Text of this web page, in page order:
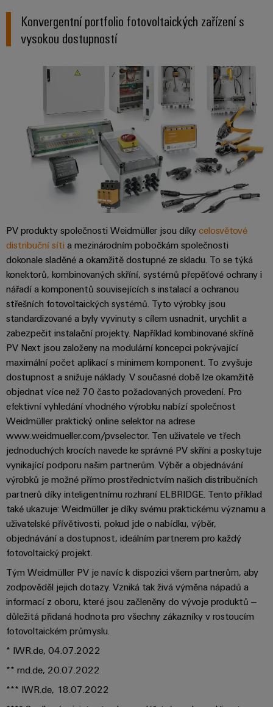
Zákaznický
návrh
Produktové
inovace
Praktická
konektivita
pro vaše
průmyslové
odvětví.
Naše
inovace
v oblasti
průmyslové
Software
rychlá
Konvergentní portfolio fotovoltaických zařízení s
vysokou dostupností
PV produkty společnosti Weidmüller jsou díky celosvětové
distribuční síti a mezinárodním pobočkám společnosti
dokonale sladěné a okamžitě dostupné ze skladu. To se týká
konektorů, kombinovaných skříní, systémů přepěťové ochrany i
nářadí a komponentů souvisejících s instalací a ochranou
střešních fotovoltaických systémů. Tyto výrobky jsou
standardizované a byly vyvinuty s cílem usnadnit, urychlit a
zabezpečit instalační projekty. Například kombinované skříně
PV Next jsou založeny na modulární koncepci pokrývající
maximální počet aplikací s minimem komponent. To zvyšuje
dostupnost a snižuje náklady. V současné době lze okamžitě
objednat více než 70 často požadovaných provedení. Pro
efektivní vyhledání vhodného výrobku nabízí společnost
Weidmüller praktický online selektor na adrese
www.weidmueller.com/pvselector. Ten uživatele ve třech
jednoduchých krocích navede ke správné PV skříni a poskytuje
vynikající podporu našim partnerům. Výběr a objednávání
výrobků je možné přímo prostřednictvím našich distribučních
partnerů díky inteligentnímu rozhraní ELBRIDGE. Tento příklad
také ukazuje: Weidmüller je díky svému praktickému významu a
uživatelské přívětivosti, pokud jde o nabídku, výběr,
objednávání a dostupnost, ideálním partnerem pro každý
fotovoltaický projekt.
Tým Weidmüller PV je navíc k dispozici všem partnerům, aby
zodpověděl jejich dotazy. Vzniká tak živá výměna nápadů a
informací z oboru, které jsou začleněny do vývoje produktů –
důležitá přidaná hodnota pro všechny zákazníky v rostoucím
fotovoltaickém průmyslu.
* IWR.de, 04.07.2022
** rnd.de, 20.07.2022
*** IWR.de, 18.07.2022